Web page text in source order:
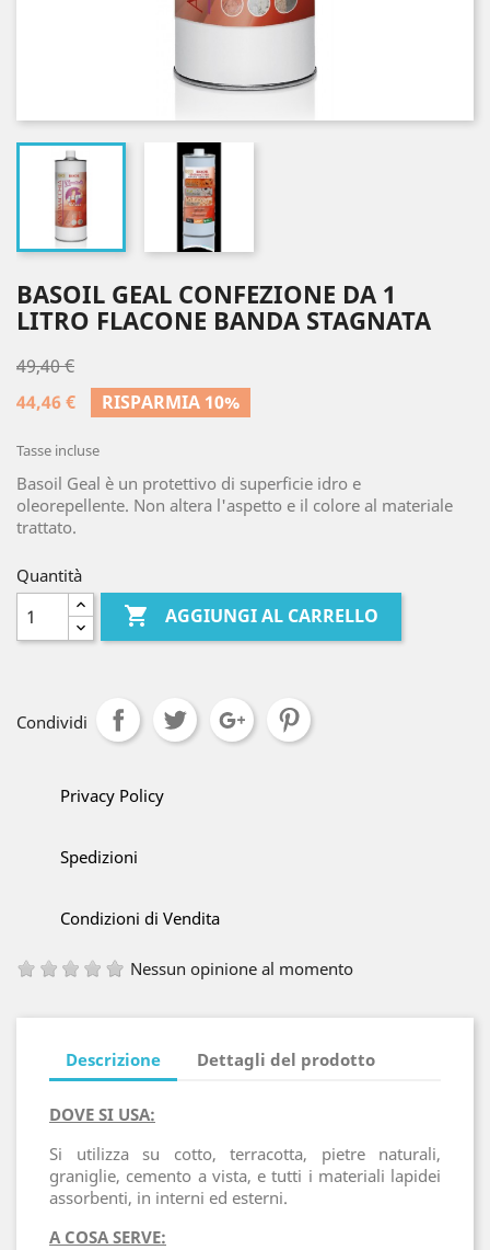
BASOIL GEAL CONFEZIONE DA 1
LITRO FLACONE BANDA STAGNATA
49,40 €
44,46 €
RISPARMIA 10%
Tasse incluse
Basoil Geal è un protettivo di superficie idro e
oleorepellente. Non altera l'aspetto e il colore al materiale
trattato.
Quantità
 AGGIUNGI AL CARRELLO
Condividi
Privacy Policy
Spedizioni
Condizioni di Vendita
Nessun opinione al momento
Descrizione Dettagli del prodotto
DOVE SI USA:
Si utilizza su cotto, terracotta, pietre naturali,
graniglie, cemento a vista, e tutti i materiali lapidei
assorbenti, in interni ed esterni.
A COSA SERVE: